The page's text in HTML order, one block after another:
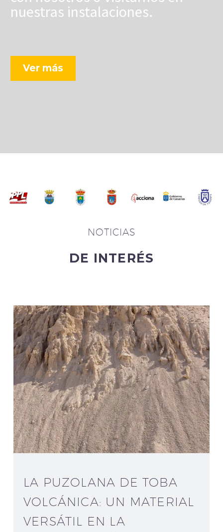
nuestras instalaciones.
Ver más
NOTICIAS
DE INTERÉS
LA PUZOLANA DE TOBA
VOLCÁNICA: UN MATERIAL
VERSÁTIL EN LA